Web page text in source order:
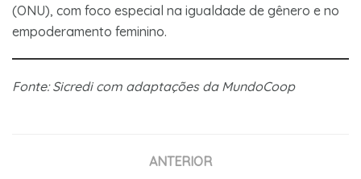
(ONU), com foco especial na igualdade de gênero e no
empoderamento feminino.
Fonte: Sicredi com adaptações da MundoCoop
ANTERIOR